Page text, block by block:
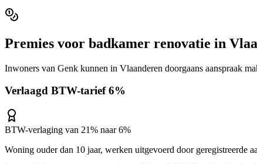
Premies voor badkamer renovatie in
Inwoners van Genk kunnen in Vlaanderen doorgaans aanspraak
Verlaagd BTW-tarief 6%
BTW-verlaging van 21% naar 6%
Woning ouder dan 10 jaar, werken uitgevoerd door geregistreerde